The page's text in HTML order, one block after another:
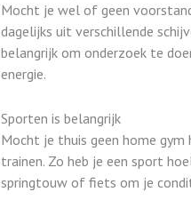
Mocht je wel of geen
dagelijks uit verschillende
belangrijk om onderzoek te
energie.
Sporten is belangrijk
Mocht je thuis geen home
trainen. Zo heb je een sport
springtouw of fiets om je